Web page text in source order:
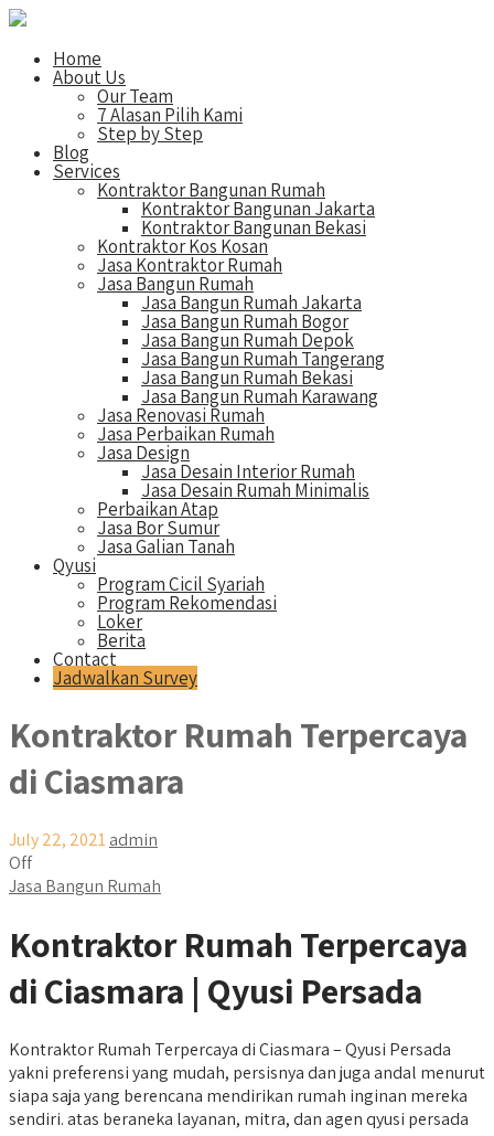
Home
About Us
Our Team
7 Alasan Pilih Kami
Step by Step
Blog
Services
Kontraktor Bangunan Rumah
Kontraktor Bangunan Jakarta
Kontraktor Bangunan Bekasi
Kontraktor Kos Kosan
Jasa Kontraktor Rumah
Jasa Bangun Rumah
Jasa Bangun Rumah Jakarta
Jasa Bangun Rumah Bogor
Jasa Bangun Rumah Depok
Jasa Bangun Rumah Tangerang
Jasa Bangun Rumah Bekasi
Jasa Bangun Rumah Karawang
Jasa Renovasi Rumah
Jasa Perbaikan Rumah
Jasa Design
Jasa Desain Interior Rumah
Jasa Desain Rumah Minimalis
Perbaikan Atap
Jasa Bor Sumur
Jasa Galian Tanah
Qyusi
Program Cicil Syariah
Program Rekomendasi
Loker
Berita
Contact
Jadwalkan Survey
Kontraktor Rumah Terpercaya
di Ciasmara
July 22, 2021admin
Off
Jasa Bangun Rumah
Kontraktor Rumah Terpercaya
di Ciasmara | Qyusi Persada
Kontraktor Rumah Terpercaya di Ciasmara – Qyusi Persada
yakni preferensi yang mudah, persisnya dan juga andal menurut
siapa saja yang berencana mendirikan rumah inginan mereka
sendiri. atas beraneka layanan, mitra, dan agen qyusi persada